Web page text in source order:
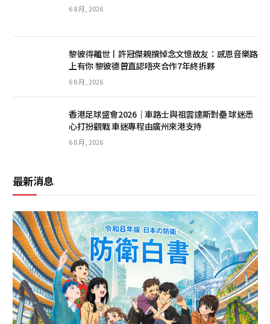
6 8 月, 2026
黎彼得離世丨許冠傑親撰悼念文憶故友：感恩音樂路
上有你 黎彼德曾直認唔夾合作7年終拆夥
6 8 月, 2026
香港足球盛會2026｜車路士與祖雲達斯對壘 球迷悉
心打扮觀戰 車迷專程由廣州來港支持
6 8 月, 2026
最新消息